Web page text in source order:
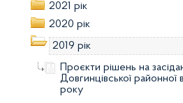
2021 рік
2020 рік
2019 рік
Проєкти рішень на
Довгинцівської районної
року